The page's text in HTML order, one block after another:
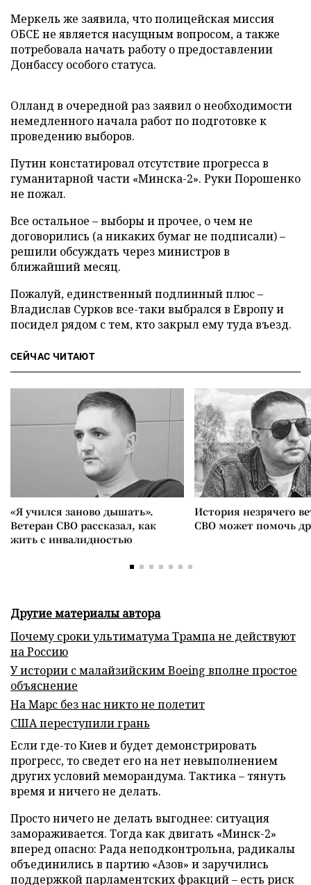
Меркель же заявила, что полицейская миссия
ОБСЕ не является насущным вопросом, а также
потребовала начать работу о предоставлении
Донбассу особого статуса.
Олланд в очередной раз заявил о необходимости
немедленного начала работ по подготовке к
проведению выборов.
Путин констатировал отсутствие прогресса в
гуманитарной части «Минска-2». Руки Порошенко
не пожал.
Все остальное – выборы и прочее, о чем не
договорились (а никаких бумаг не подписали) –
решили обсуждать через министров в
ближайший месяц.
Пожалуй, единственный подлинный плюс –
Владислав Сурков все-таки выбрался в Европу и
посидел рядом с тем, кто закрыл ему туда въезд.
СЕЙЧАС ЧИТАЮТ
«Я учился заново дышать».
Ветеран СВО рассказал, как
жить с инвалидностью
История незрячего
СВО может помочь
Другие материалы автора
Почему сроки ультиматума Трампа не действуют
на Россию
У истории с малайзийским Boeing вполне простое
объяснение
На Марс без нас никто не полетит
США переступили грань
Если где-то Киев и будет демонстрировать
прогресс, то сведет его на нет невыполнением
других условий меморандума. Тактика – тянуть
время и ничего не делать.
Просто ничего не делать выгоднее: ситуация
замораживается. Тогда как двигать «Минск-2»
вперед опасно: Рада неподконтрольна, радикалы
объединились в партию «Азов» и заручились
поддержкой парламентских фракций – есть риск